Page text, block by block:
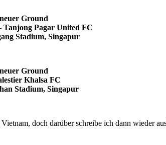
Ground
Tanjong Pagar United FC
Stadium, Singapur
Ground
Khalsa FC
Stadium, Singapur
doch darüber schreibe ich dann wieder